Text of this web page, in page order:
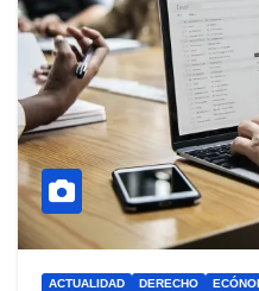
ACTUALIDAD DERECHO